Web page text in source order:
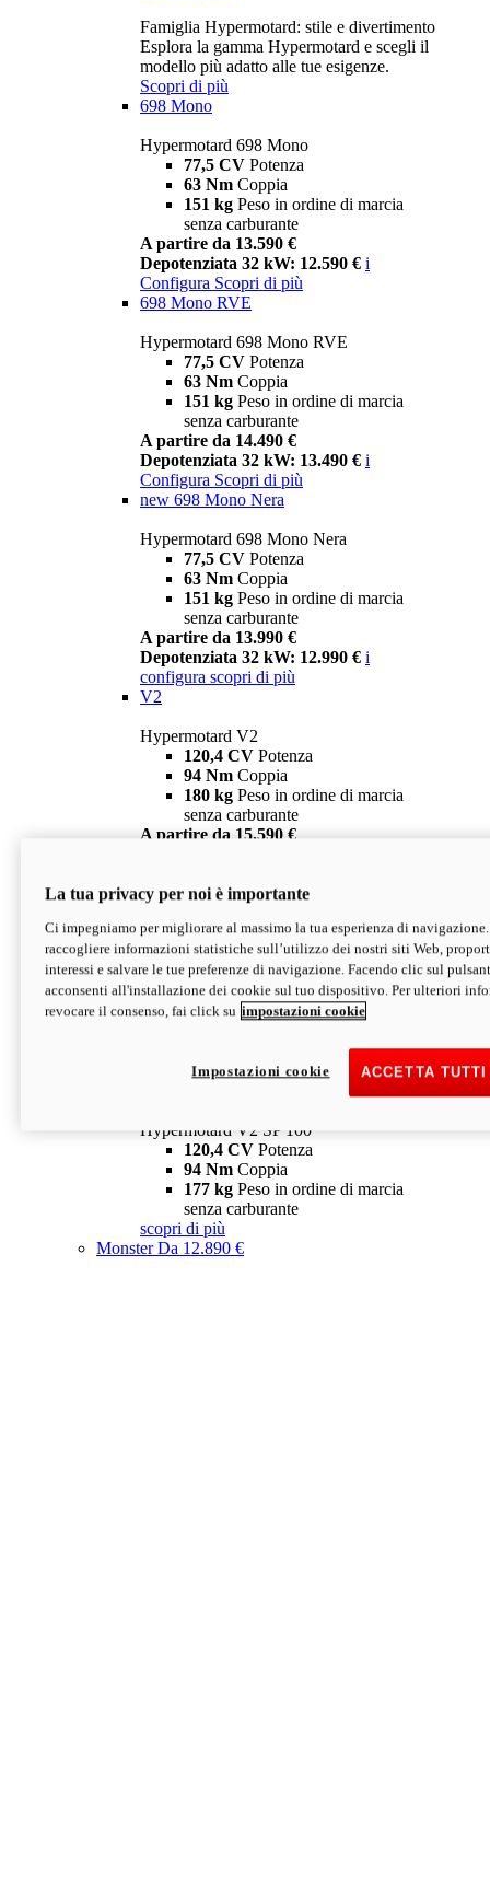
Famiglia Hypermotard: stile e divertimento
Esplora la gamma Hypermotard e scegli il
modello più adatto alle tue esigenze.
Scopri di più
698 Mono
Hypermotard 698 Mono
77,5 CV Potenza
63 Nm Coppia
151 kg Peso in ordine di marcia
senza carburante
A partire da 13.590 €
Depotenziata 32 kW: 12.590 € i
Configura Scopri di più
698 Mono RVE
Hypermotard 698 Mono RVE
77,5 CV Potenza
63 Nm Coppia
151 kg Peso in ordine di marcia
senza carburante
A partire da 14.490 €
Depotenziata 32 kW: 13.490 € i
Configura Scopri di più
new 698 Mono Nera
Hypermotard 698 Mono Nera
77,5 CV Potenza
63 Nm Coppia
151 kg Peso in ordine di marcia
senza carburante
A partire da 13.990 €
Depotenziata 32 kW: 12.990 € i
configura scopri di più
V2
Hypermotard V2
120,4 CV Potenza
94 Nm Coppia
180 kg Peso in ordine di marcia
senza carburante
A partire da 15.590 €
V2 SP
Hypermotard V2 SP
120,4 CVPotenza
94 NmCoppia
177 kgPeso in ordine di marcia
senza carburante
Depotenziata 35 kW: 18.890 € i
configura scopri di più
Hypermotard V2 SP 100
120,4 CV Potenza
94 Nm Coppia
177 kg Peso in ordine di marcia
senza carburante
scopri di più
MonsterDa 12.890 €
La tua privacy per noi è importante
Ci impegniamo per migliorare al massimo la tua esperienza di
raccogliere informazioni statistiche sull’utilizzo dei nostri siti Web,
interessi e salvare le tue preferenze di navigazione. Facendo clic sul
acconsenti all'installazione dei cookie sul tuo dispositivo. Per ulteriori
revocare il consenso, fai click su impostazioni cookie
ACCETTA
Impostazioni cookie